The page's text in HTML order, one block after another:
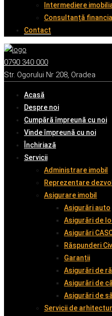
Intermediere
Consultanță
Contact
0790 340 000
Str. Ogorului Nr 208, Oradea
Acasă
Despre noi
Cumpără împreună cu noi
Vinde împreună cu noi
Închiriază
Servicii
Administrare imobil
Reprezentare
Asigurare imobil
Asigurări auto
Asigurări de
Asigurări
Răspunderi
Garanții
Asigurări de
Asigurări de
Asigurări de
Servicii de